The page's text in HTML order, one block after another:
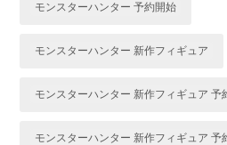
モンスターハンター 予約開始
モンスターハンター 新作フィギュア
モンスターハンター 新作フィギュア 予
モンスターハンター 新作フィギュア 予